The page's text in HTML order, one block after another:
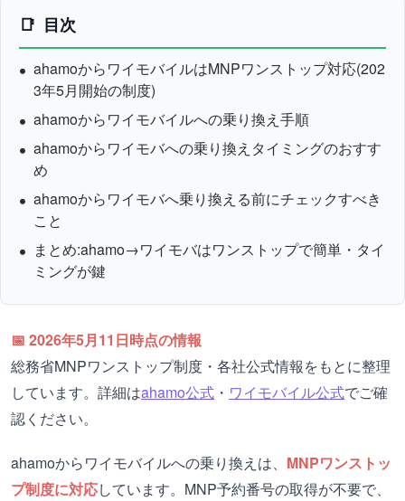
目次
ahamoからワイモバイルはMNPワンストップ対応(202
3年5月開始の制度)
ahamoからワイモバイルへの乗り換え手順
ahamoからワイモバへの乗り換えタイミングのおすす
め
ahamoからワイモバへ乗り換える前にチェックすべき
こと
まとめ:ahamo→ワイモバはワンストップで簡単・タイ
ミングが鍵
📅 2026年5月11日時点の情報
総務省MNPワンストップ制度・各社公式情報をもとに整理
しています。詳細はahamo公式 ・ ワイモバイル公式でご確
認ください。
ahamoからワイモバイルへの乗り換えは、 MNPワンストッ
プ制度に対応しています。MNP予約番号の取得が不要で、